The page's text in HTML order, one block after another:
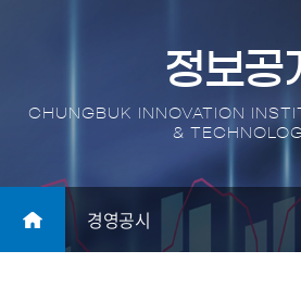
정보공
CHUNGBUK INNOVATION
&
경영공시